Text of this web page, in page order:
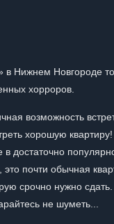
в Нижнем Новгороде
хорроров.
возможность
хорошую
достаточно
это почти обычная
срочно нужно
не шуметь...